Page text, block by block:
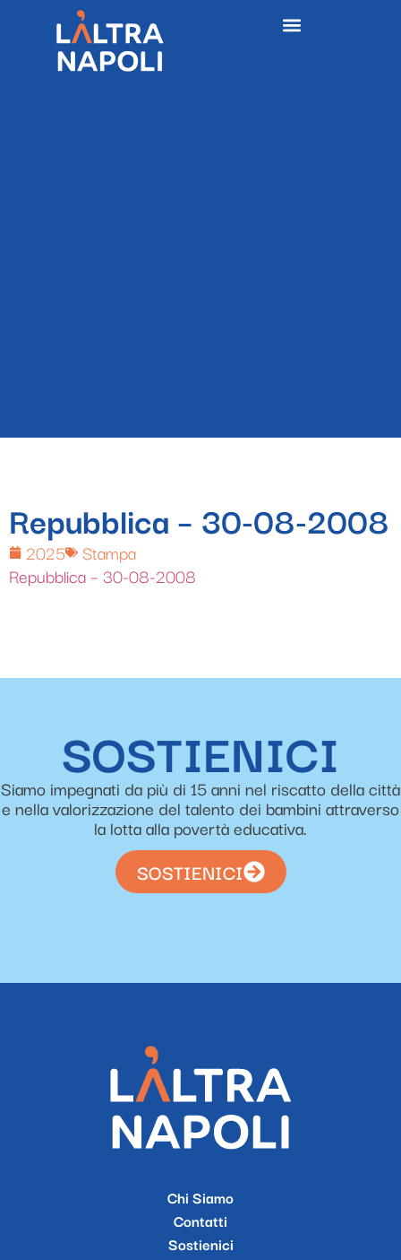
Repubblica – 30-08-2008
2025
Stampa
Repubblica – 30-08-2008
SOSTIENICI
Siamo impegnati da più di 15 anni nel riscatto della città
e nella valorizzazione del talento dei bambini attraverso
la lotta alla povertà educativa.
SOSTIENICI
Chi Siamo
Contatti
Sostienici